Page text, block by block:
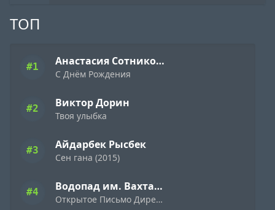
ТОП
#1 Анастасия Сотникова
С Днём Рождения
#2 Виктор Дорин
Твоя улыбка
#3 Айдарбек Рысбек
Сен гана (2015)
#4 Водопад им. Вахтанга Кикабидзе
Открытое Письмо Директору Фирмы «Ямаха» ( 1989 )